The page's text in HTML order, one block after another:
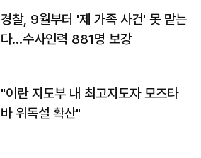
경찰, 9월부터 '제 가족 사건' 못 맡는
다…수사인력 881명 보강
"이란 지도부 내 최고지도자 모즈타
바 위독설 확산"